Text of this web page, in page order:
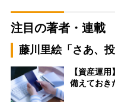
注目の著者・連載
藤川里絵「さあ、
【資産運
備えておき